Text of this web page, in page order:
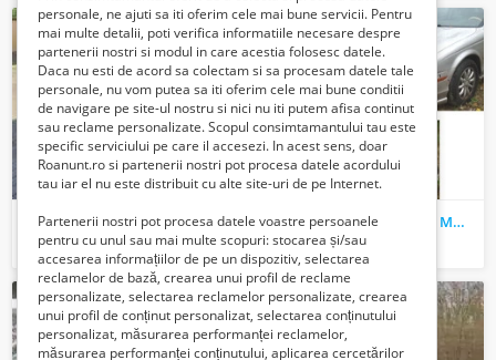
De inchirat bun imobil
1200 Euro €
Vand autoturisme Marca Mercedes, Jaguar si Dacia Logan
3769 Euro €
personale, ne ajuti sa iti oferim cele mai bune servicii. Pentru
mai multe detalii, poti verifica informatiile necesare despre
partenerii nostri si modul in care acestia folosesc datele.
Daca nu esti de acord sa colectam si sa procesam datele tale
personale, nu vom putea sa iti oferim cele mai bune conditii
de navigare pe site-ul nostru si nici nu iti putem afisa continut
sau reclame personalizate. Scopul consimtamantului tau este
specific serviciului pe care il accesezi. In acest sens, doar
Roanunt.ro si partenerii nostri pot procesa datele acordului
tau iar el nu este distribuit cu alte site-uri de pe Internet.
Partenerii nostri pot procesa datele voastre persoanele
pentru cu unul sau mai multe scopuri: stocarea și/sau
accesarea informațiilor de pe un dispozitiv, selectarea
reclamelor de bază, crearea unui profil de reclame
personalizate, selectarea reclamelor personalizate, crearea
unui profil de conținut personalizat, selectarea conținutului
personalizat, măsurarea performanței reclamelor,
măsurarea performanței conținutului, aplicarea cercetărilor